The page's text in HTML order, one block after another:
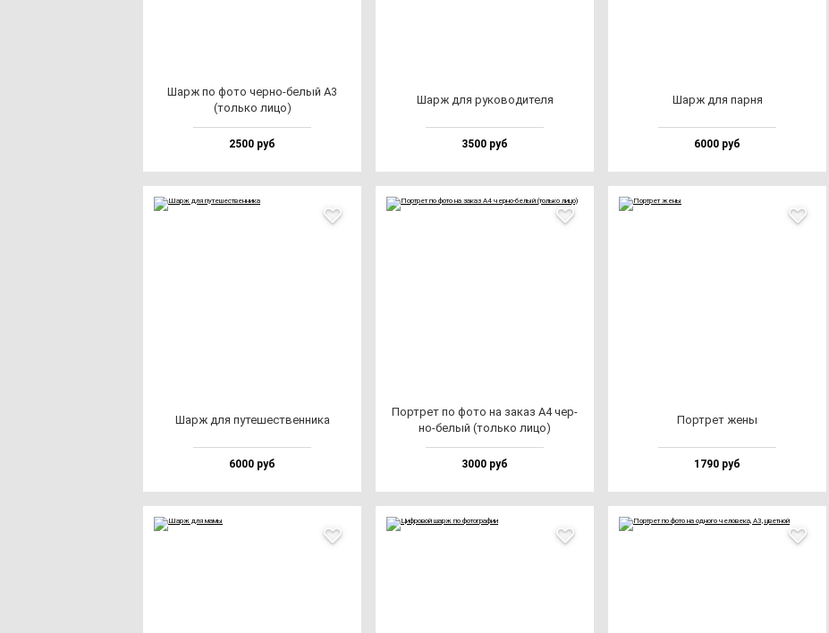
Шарж по фо­то чер­но-бе­лый А3
(толь­ко ли­цо)
2500 руб
Шарж для ру­ко­во­ди­те­ля
3500 руб
Шарж для пар­ня
6000 руб
Шарж для пу­те­шес­твен­ни­ка
6000 руб
Пор­трет по фо­то на за­каз А4 чер­
но-бе­лый (толь­ко ли­цо)
3000 руб
Пор­трет же­ны
1790 руб